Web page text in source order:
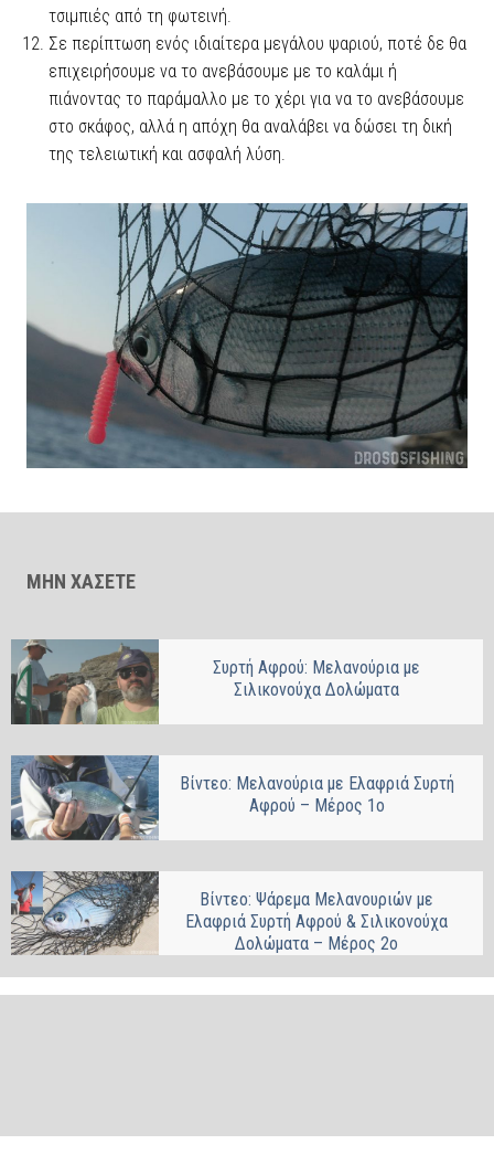
τσιμπιές από τη φωτεινή.
Σε περίπτωση ενός ιδιαίτερα μεγάλου ψαριού, ποτέ δε θα
επιχειρήσουμε να το ανεβάσουμε με το καλάμι ή
πιάνοντας το παράμαλλο με το χέρι για να το ανεβάσουμε
στο σκάφος, αλλά η απόχη θα αναλάβει να δώσει τη δική
της τελειωτική και ασφαλή λύση.
ΜΗΝ ΧΑΣΕΤΕ
Συρτή Αφρού: Μελανούρια με
Σιλικονούχα Δολώματα
Βίντεο: Μελανούρια με Ελαφριά Συρτή
Αφρού – Μέρος 1ο
Βίντεο: Ψάρεμα Μελανουριών με
Ελαφριά Συρτή Αφρού & Σιλικονούχα
Δολώματα – Μέρος 2ο